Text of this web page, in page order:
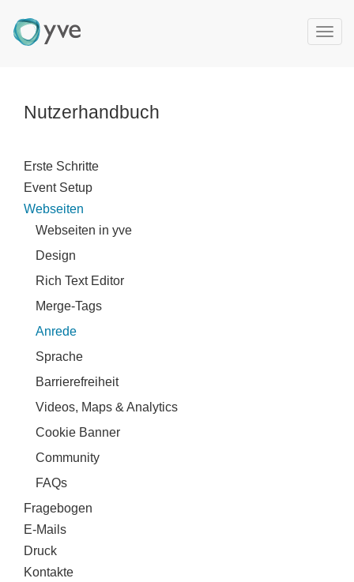
T
Nutzerhandbuch
Erste Schritte
Event Setup
Webseiten
Webseiten in yve
Design
Rich Text Editor
Merge-Tags
Anrede
Sprache
Barrierefreiheit
Videos, Maps & Analytics
Cookie Banner
Community
FAQs
Fragebogen
E-Mails
Druck
Kontakte